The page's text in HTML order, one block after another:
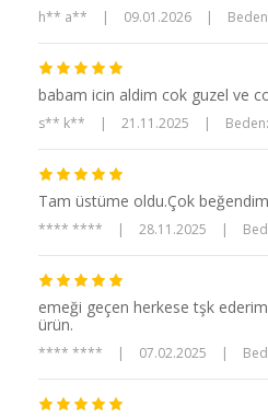
h** a** | 09.01.2026 |
babam icin aldim cok guzel ve
s** k** | 21.11.2025 |
Tam üstüme oldu.Çok beğendim
**** **** | 28.11.2025 |
emeği geçen herkese tşk
ürün.
**** **** | 07.02.2025 |